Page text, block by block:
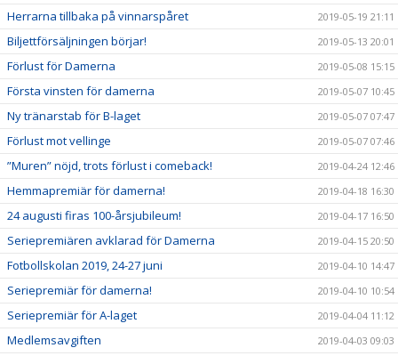
Herrarna tillbaka på vinnarspåret 2019-05-19 21:11
Biljettförsäljningen börjar! 2019-05-13 20:01
Förlust för Damerna 2019-05-08 15:15
Första vinsten för damerna 2019-05-07 10:45
Ny tränarstab för B-laget 2019-05-07 07:47
Förlust mot vellinge 2019-05-07 07:46
”Muren” nöjd, trots förlust i comeback! 2019-04-24 12:46
Hemmapremiär för damerna! 2019-04-18 16:30
24 augusti firas 100-årsjubileum! 2019-04-17 16:50
Seriepremiären avklarad för Damerna 2019-04-15 20:50
Fotbollskolan 2019, 24-27 juni 2019-04-10 14:47
Seriepremiär för damerna! 2019-04-10 10:54
Seriepremiär för A-laget 2019-04-04 11:12
Medlemsavgiften 2019-04-03 09:03